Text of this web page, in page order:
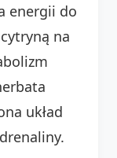
energii do
na
układ